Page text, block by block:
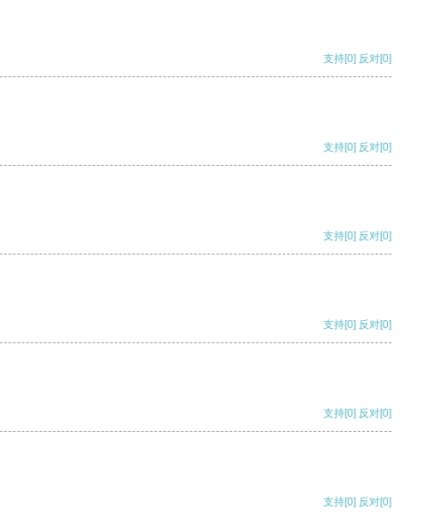
支持[0] 反对[0]
支持[0] 反对[0]
支持[0] 反对[0]
支持[0] 反对[0]
支持[0] 反对[0]
支持[0] 反对[0]